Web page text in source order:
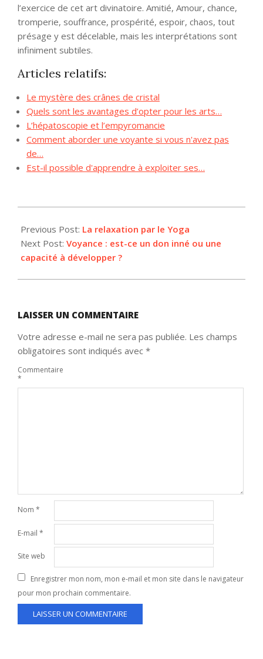
l’exercice de cet art divinatoire. Amitié, Amour, chance,
tromperie, souffrance, prospérité, espoir, chaos, tout
présage y est décelable, mais les interprétations sont
infiniment subtiles.
Articles relatifs:
Le mystère des crânes de cristal
Quels sont les avantages d’opter pour les arts…
L’hépatoscopie et l’empyromancie
Comment aborder une voyante si vous n'avez pas
de…
Est-il possible d'apprendre à exploiter ses…
10-
11
Previous Post: La relaxation par le Yoga
Next Post: Voyance : est-ce un don inné ou une
capacité à développer ?
LAISSER UN COMMENTAIRE
Votre adresse e-mail ne sera pas publiée. Les champs
obligatoires sont indiqués avec *
Commentaire
*
Nom *
E-mail *
Site web
Enregistrer mon nom, mon e-mail et mon site dans le navigateur
pour mon prochain commentaire.